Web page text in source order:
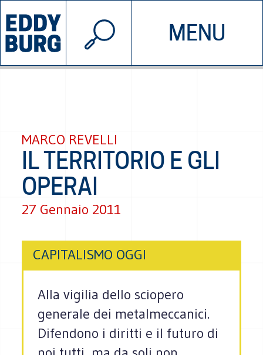
MENU
INIZIATIVE CHI SIAMO
© 2026 EDDYBURG
MARCO REVELLI
IL TERRITORIO E GLI
OPERAI
27 Gennaio 2011
CAPITALISMO OGGI
Alla vigilia dello sciopero
generale dei metalmeccanici.
Difendono i diritti e il futuro di